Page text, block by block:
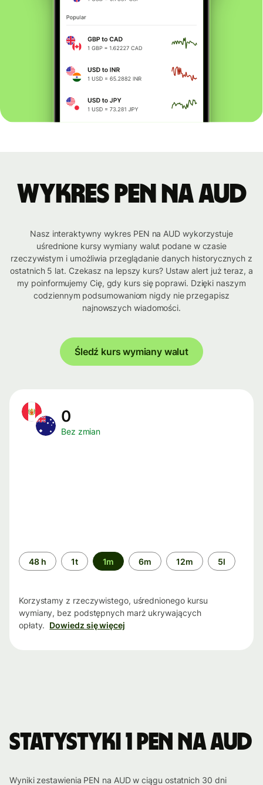
Wykres PEN na AUD
Nasz interaktywny wykres PEN na AUD wykorzystuje
uśrednione kursy wymiany walut podane w czasie
rzeczywistym i umożliwia przeglądanie danych historycznych z
ostatnich 5 lat. Czekasz na lepszy kurs? Ustaw alert już teraz, a
my poinformujemy Cię, gdy kurs się poprawi. Dzięki naszym
codziennym podsumowaniom nigdy nie przegapisz
najnowszych wiadomości.
Śledź kurs wymiany walut
0
Bez zmian
Przedział
czasu
48 h 1t 1m 6m 12m 5l
Korzystamy z rzeczywistego, uśrednionego kursu
wymiany, bez podstępnych marż ukrywających
opłaty. Dowiedz się więcej
Statystyki 1 PEN na AUD
Wyniki zestawienia PEN na AUD w ciągu ostatnich 30 dni